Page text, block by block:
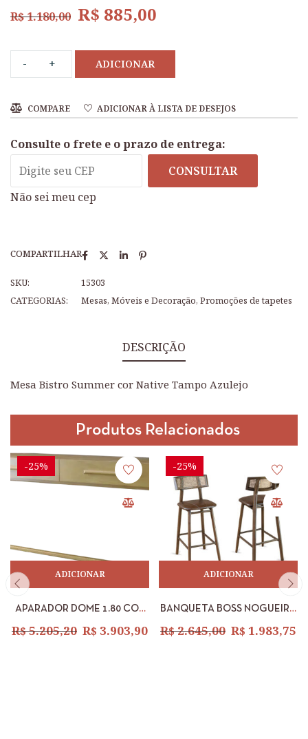
R$1.180,00 R$ 885,00
ADICIONAR
COMPARE ADICIONAR À LISTA DE DESEJOS
Consulte o frete e o prazo de entrega:
CONSULTAR
Não sei meu cep
COMPARTILHAR
SKU:
15303
CATEGORIAS:
Mesas, Móveis e Decoração, Promoções de tapetes
DESCRIÇÃO
Mesa Bistro Summer cor Native Tampo Azulejo
Produtos Relacionados
-25%
ADICIONAR
APARADOR DOME 1.80 COR
R$5.205,20 R$ 3.903,90
-25%
ADICIONAR
BANQUETA BOSS NOGUEIRA
COURO ESCURO –
R$2.645,00 R$ 1.983,75